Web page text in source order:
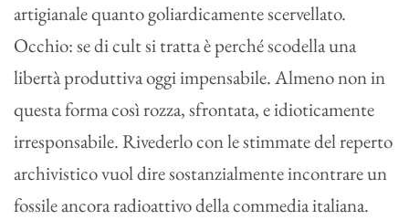
artigianale quanto goliardicamente scervellato.
Occhio: se di cult si tratta è perché scodella una
libertà produttiva oggi impensabile. Almeno non in
questa forma così rozza, sfrontata, e idioticamente
irresponsabile. Rivederlo con le stimmate del reperto
archivistico vuol dire sostanzialmente incontrare un
fossile ancora radioattivo della commedia italiana.